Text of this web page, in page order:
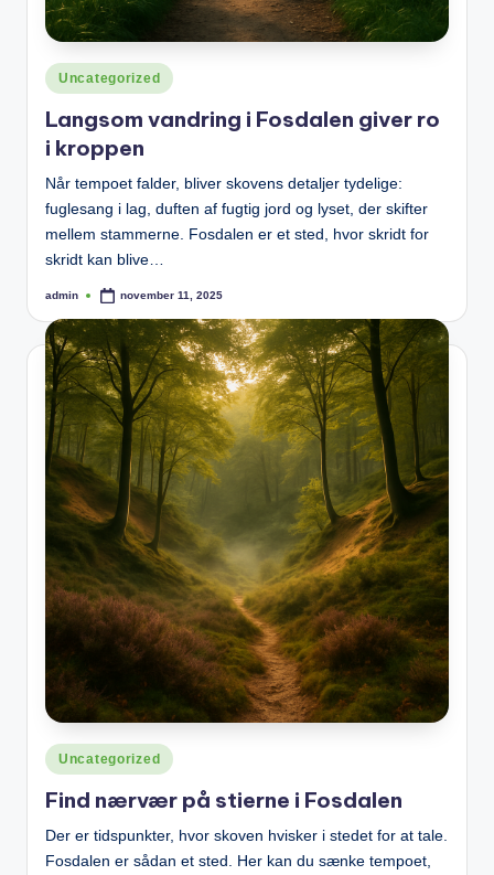
Posted
in
Uncategorized
Langsom vandring i Fosdalen giver ro
i kroppen
Når tempoet falder, bliver skovens detaljer tydelige:
fuglesang i lag, duften af fugtig jord og lyset, der skifter
mellem stammerne. Fosdalen er et sted, hvor skridt for
skridt kan blive…
Posted
admin november 11, 2025
Posted
in
Uncategorized
Find nærvær på stierne i Fosdalen
Der er tidspunkter, hvor skoven hvisker i stedet for at tale.
Fosdalen er sådan et sted. Her kan du sænke tempoet,